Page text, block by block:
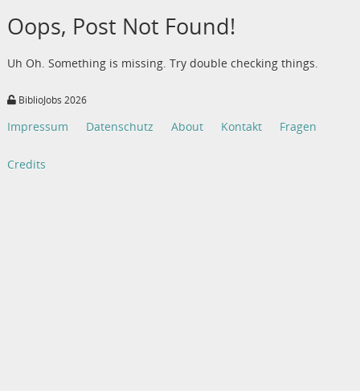
Oops, Post Not Found!
Uh Oh. Something is missing. Try double checking things.
BiblioJobs 2026
Impressum Datenschutz About Kontakt Fragen
Credits